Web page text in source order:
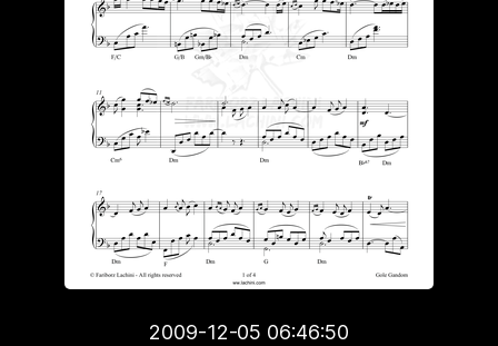
2009-12-05 06:46:50